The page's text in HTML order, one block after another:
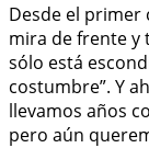
Desde el primer
mira de frente y
sólo está
costumbre”. Y
llevamos años
pero aún